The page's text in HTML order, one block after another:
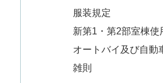
服装規定
新第1・第2部室棟使
オートバイ及び自動
雑則